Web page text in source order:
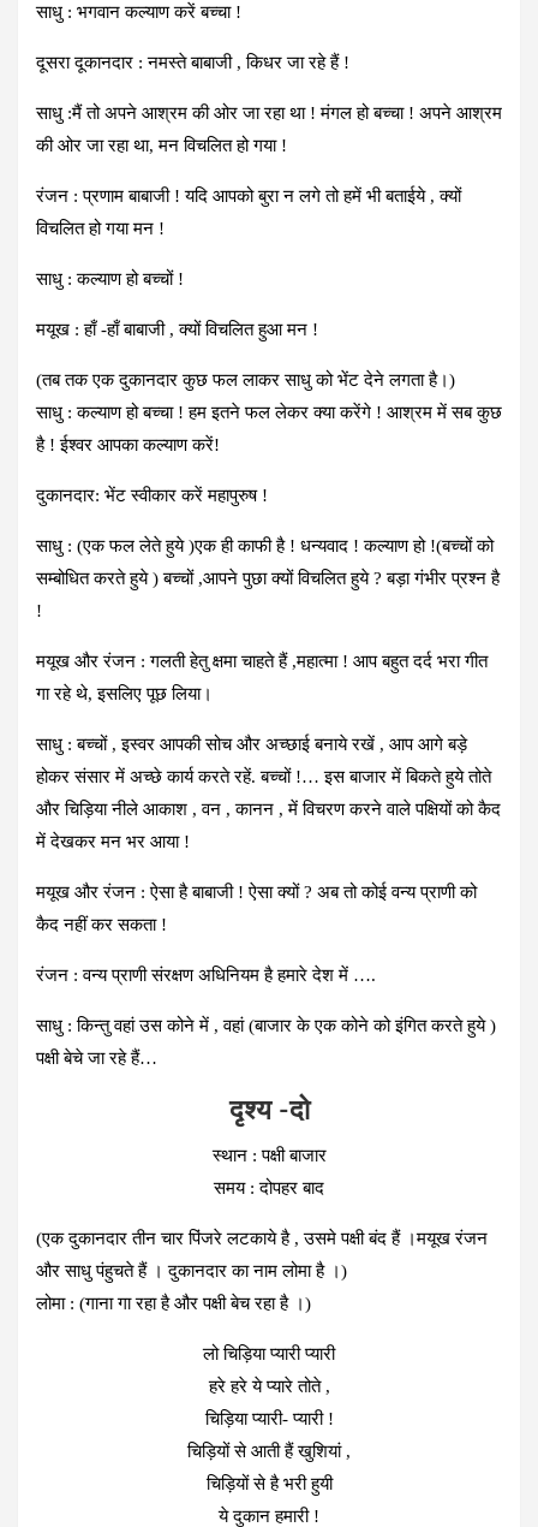
साधु : भगवान कल्याण करें बच्चा !
दूसरा दूकानदार : नमस्ते बाबाजी , किधर जा रहे हैं !
साधु :मैं तो अपने आश्रम की ओर जा रहा था ! मंगल हो बच्चा ! अपने आश्रम
की ओर जा रहा था, मन विचलित हो गया !
रंजन : प्रणाम बाबाजी ! यदि आपको बुरा न लगे तो हमें भी बताईये , क्यों
विचलित हो गया मन !
साधु : कल्याण हो बच्चों !
मयूख : हाँ -हाँ बाबाजी , क्यों विचलित हुआ मन !
(तब तक एक दुकानदार कुछ फल लाकर साधु को भेंट देने लगता है।)
साधु : कल्याण हो बच्चा ! हम इतने फल लेकर क्या करेंगे ! आश्रम में सब कुछ
है ! ईश्वर आपका कल्याण करें!
दुकानदार: भेंट स्वीकार करें महापुरुष !
साधु : (एक फल लेते हुये )एक ही काफी है ! धन्यवाद ! कल्याण हो !(बच्चों को
सम्बोधित करते हुये ) बच्चों ,आपने पुछा क्यों विचलित हुये ? बड़ा गंभीर प्रश्न है
!
मयूख और रंजन : गलती हेतु क्षमा चाहते हैं ,महात्मा ! आप बहुत दर्द भरा गीत
गा रहे थे, इसलिए पूछ लिया।
साधु : बच्चों , इस्वर आपकी सोच और अच्छाई बनाये रखें , आप आगे बड़े
होकर संसार में अच्छे कार्य करते रहें. बच्चों !… इस बाजार में बिकते हुये तोते
और चिड़िया नीले आकाश , वन , कानन , में विचरण करने वाले पक्षियों को कैद
में देखकर मन भर आया !
मयूख और रंजन : ऐसा है बाबाजी ! ऐसा क्यों ? अब तो कोई वन्य प्राणी को
कैद नहीं कर सकता !
रंजन : वन्य प्राणी संरक्षण अधिनियम है हमारे देश में ….
साधु : किन्तु वहां उस कोने में , वहां (बाजार के एक कोने को इंगित करते हुये )
पक्षी बेचे जा रहे हैं…
दृश्य -दो
स्थान : पक्षी बाजार
समय : दोपहर बाद
(एक दुकानदार तीन चार पिंजरे लटकाये है , उसमे पक्षी बंद हैं ।मयूख रंजन
और साधु पंहुचते हैं । दुकानदार का नाम लोमा है ।)
लोमा : (गाना गा रहा है और पक्षी बेच रहा है ।)
लो चिड़िया प्यारी प्यारी
हरे हरे ये प्यारे तोते ,
चिड़िया प्यारी- प्यारी !
चिड़ियों से आती हैं खुशियां ,
चिड़ियों से है भरी हुयी
ये दुकान हमारी !